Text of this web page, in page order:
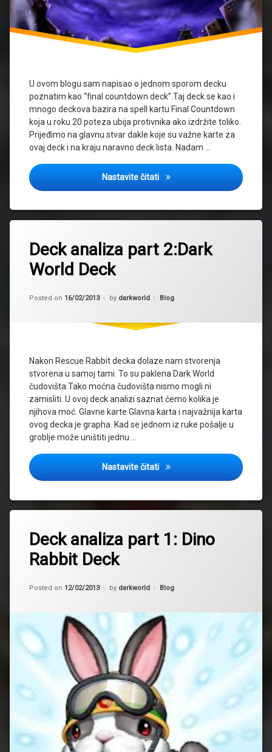
U ovom blogu sam napisao o jednom sporom decku
poznatim kao “final countdown deck”.Taj deck se kao i
mnogo deckova bazira na spell kartu Final Countdown
koja u roku 20 poteza ubija protivnika ako izdržite toliko.
Prijeđimo na glavnu stvar dakle koje su važne karte za
ovaj deck i na kraju naravno deck lista. Nadam …
Nastavite čitati Deck analiza part 3:Final
Deck analiza part 2:Dark
World Deck
Posted on 16/02/2013 by darkworld Kategorije:
Blog
Nakon Rescue Rabbit decka dolaze nam stvorenja
stvorena u samoj tami. To su paklena Dark World
čudovišta.Tako moćna čudovišta nismo mogli ni
zamisliti. U ovoj deck analizi saznat ćemo kolika je
njihova moć. Glavne karte Glavna karta i najvažnija karta
ovog decka je grapha. Kad se jednom iz ruke pošalje u
groblje može uništiti jednu …
Nastavite čitati Deck analiza part 2:Dark
Deck analiza part 1: Dino
Rabbit Deck
Posted on 12/02/2013 by darkworld Kategorije:
Blog